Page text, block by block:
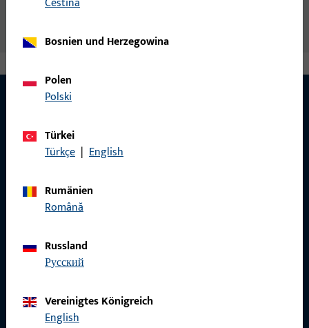
KONTAKT
Wir helfen Ihnen gern!
Haben Sie Fragen oder wünschen Sie persönliche Beratung?
Wir sind gerne für Sie da – schnell, kompetent und
Bosnien und Herzegowina
Polen
Polski
Türkei
Türkçe | English
Rumänien
Română
Russland
русский
Vereinigtes Königreich
English